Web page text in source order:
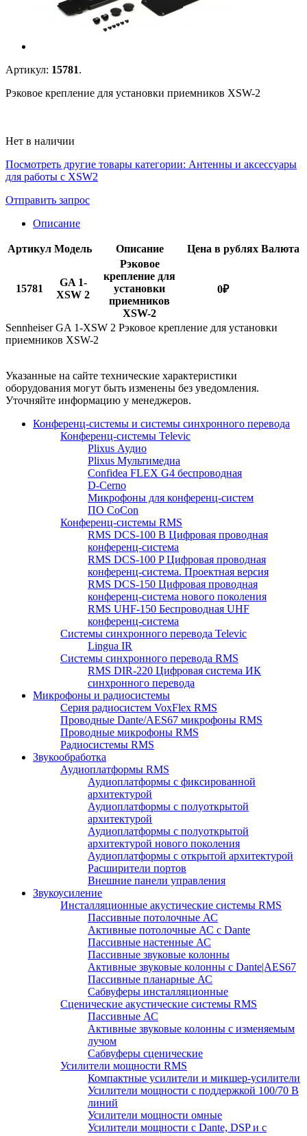
Артикул: 15781.
Рэковое крепление для установки приемников XSW-2
Нет в наличии
Посмотреть другие товары категории: Антенны и аксессуары
для работы с XSW2
Отправить запрос
Описание
Артикул Модель Описание Цена в рублях Валюта
15781
GA 1-
XSW 2
Рэковое
крепление для
установки
приемников
XSW-2
0₽
Sennheiser GA 1-XSW 2 Рэковое крепление для установки
приемников XSW-2
Указанные на сайте технические характеристики
оборудования могут быть изменены без уведомления.
Уточняйте информацию у менеджеров.
Конференц-системы и системы синхронного перевода
Конференц-системы Televic
Plixus Аудио
Plixus Мультимедиа
Confidea FLEX G4 беспроводная
D-Cerno
Микрофоны для конференц-систем
ПО CoCon
Конференц-системы RMS
RMS DCS-100 B Цифровая проводная
конференц-система
RMS DCS-100 P Цифровая проводная
конференц-система. Проектная версия
RMS DCS-150 Цифровая проводная
конференц-система нового поколения
RMS UHF-150 Беспроводная UHF
конференц-система
Системы синхронного перевода Televic
Lingua IR
Системы синхронного перевода RMS
RMS DIR-220 Цифровая система ИК
синхронного перевода
Микрофоны и радиосистемы
Серия радиосистем VoxFlex RMS
Проводные Dante/AES67 микрофоны RMS
Проводные микрофоны RMS
Радиосистемы RMS
Звукообработка
Аудиоплатформы RMS
Аудиоплатформы с фиксированной
архитектурой
Аудиоплатформы с полуоткрытой
архитектурой
Аудиоплатформы с полуоткрытой
архитектурой нового поколения
Аудиоплатформы с открытой архитектурой
Расширители портов
Внешние панели управления
Звукоусиление
Инсталляционные акустические системы RMS
Пассивные потолочные АС
Активные потолочные АС с Dante
Пассивные настенные АС
Пассивные звуковые колонны
Активные звуковые колонны с Dante|AES67
Пассивные планарные АС
Сабвуферы инсталляционные
Сценические акустические системы RMS
Пассивные АС
Активные звуковые колонны с изменяемым
лучом
Сабвуферы сценические
Усилители мощности RMS
Компактные усилители и микшер-усилители
Усилители мощности с поддержкой 100/70 В
линий
Усилители мощности омные
Усилители мощности с Dante, DSP и с